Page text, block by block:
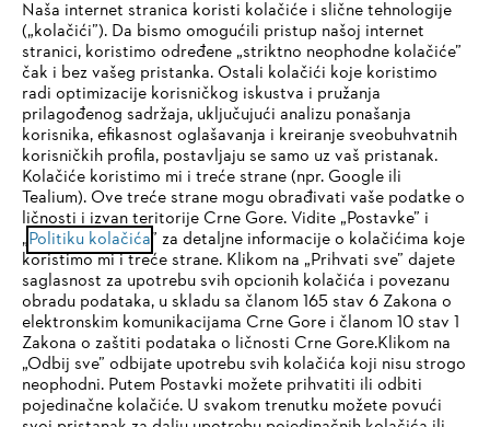
Kompanija
STIHL FAQ
Servis
Politika privatnosti Pravni osnovi Kolačići
IHR BROWSER WIRD NICHT
UNTERSTÜTZT
Sie nutzen einen Browser, den wir noch nicht unterstützen. Für
eine optimale Nutzung unserer Seite empfehlen wir Ihnen, zu
einem der folgenden Browser zu wechseln:
Naša internet stranica koristi kolačiće i slične tehnologije
(„kolačići”). Da bismo omogućili pristup našoj internet
stranici, koristimo određene „striktno neophodne kolačiće”
čak i bez vašeg pristanka. Ostali kolačići koje koristimo
radi optimizacije korisničkog iskustva i pružanja
prilagođenog sadržaja, uključujući analizu ponašanja
korisnika, efikasnost oglašavanja i kreiranje sveobuhvatnih
korisničkih profila, postavljaju se samo uz vaš pristanak.
Kolačiće koristimo mi i treće strane (npr. Google ili
Tealium). Ove treće strane mogu obrađivati vaše podatke o
ličnosti i izvan teritorije Crne Gore. Vidite „Postavke” i
„Politiku kolačića” za detaljne informacije o kolačićima koje
koristimo mi i treće strane. Klikom na „Prihvati sve” dajete
saglasnost za upotrebu svih opcionih kolačića i povezanu
obradu podataka, u skladu sa članom 165 stav 6 Zakona o
elektronskim komunikacijama Crne Gore i članom 10 stav 1
Zakona o zaštiti podataka o ličnosti Crne Gore.Klikom na
„Odbij sve” odbijate upotrebu svih kolačića koji nisu strogo
neophodni. Putem Postavki možete prihvatiti ili odbiti
pojedinačne kolačiće. U svakom trenutku možete povući